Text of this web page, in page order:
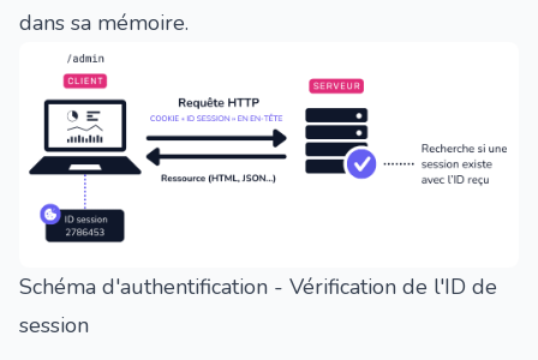
dans sa mémoire.
Schéma d'authentification - Vérification de l'ID de
session